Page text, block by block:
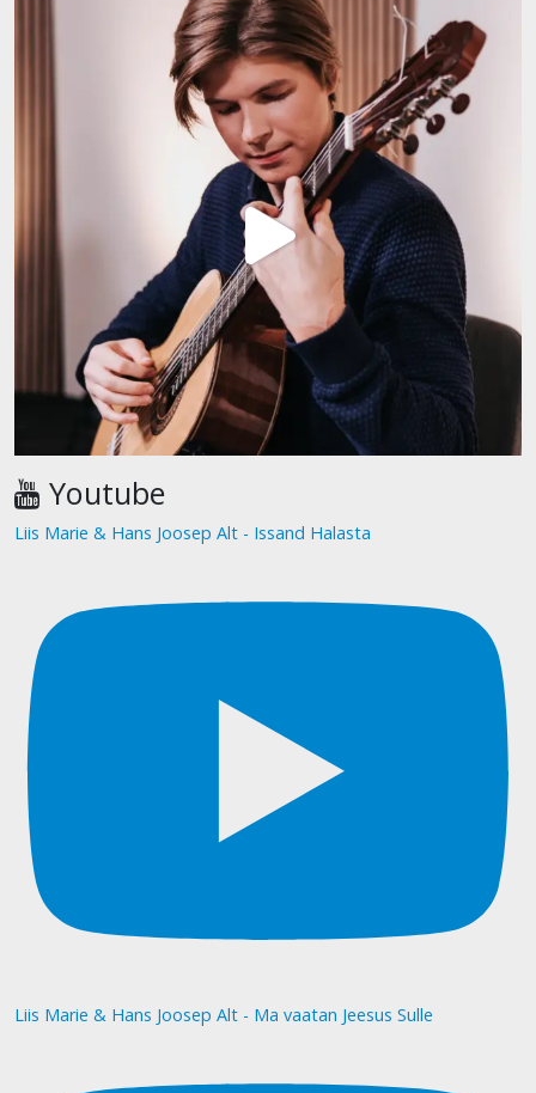
Youtube
Liis Marie & Hans Joosep Alt - Issand Halasta
Liis Marie & Hans Joosep Alt - Ma vaatan Jeesus Sulle